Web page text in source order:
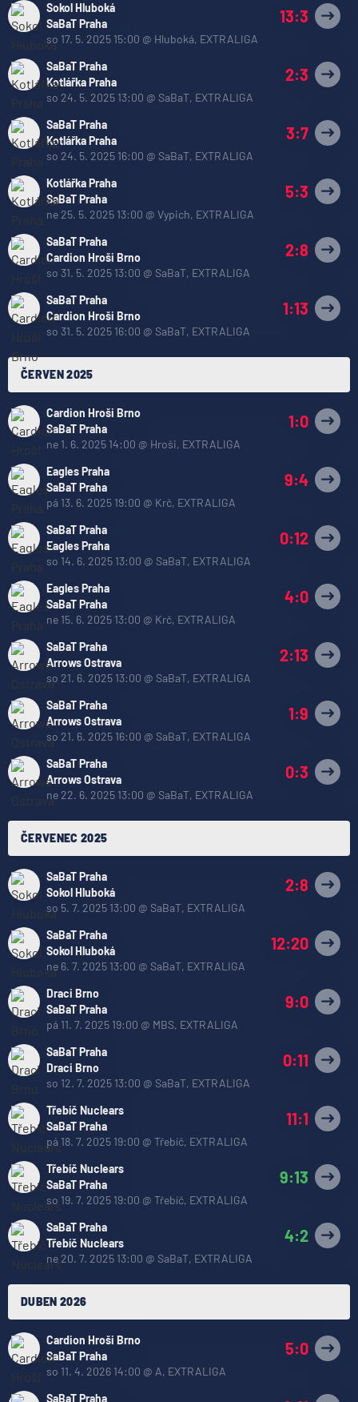
Sokol Hluboká
SaBaT Praha
13:3
so 17. 5. 2025 15:00 @ Hluboká, EXTRALIGA
SaBaT Praha
Kotlářka Praha
2:3
so 24. 5. 2025 13:00 @ SaBaT, EXTRALIGA
SaBaT Praha
Kotlářka Praha
3:7
so 24. 5. 2025 16:00 @ SaBaT, EXTRALIGA
Kotlářka Praha
SaBaT Praha
5:3
ne 25. 5. 2025 13:00 @ Vypich, EXTRALIGA
SaBaT Praha
Cardion Hroši Brno
2:8
so 31. 5. 2025 13:00 @ SaBaT, EXTRALIGA
SaBaT Praha
Cardion Hroši Brno
1:13
so 31. 5. 2025 16:00 @ SaBaT, EXTRALIGA
ČERVEN 2025
Cardion Hroši Brno
SaBaT Praha
1:0
ne 1. 6. 2025 14:00 @ Hroši, EXTRALIGA
Eagles Praha
SaBaT Praha
9:4
pá 13. 6. 2025 19:00 @ Krč, EXTRALIGA
SaBaT Praha
Eagles Praha
0:12
so 14. 6. 2025 13:00 @ SaBaT, EXTRALIGA
Eagles Praha
SaBaT Praha
4:0
ne 15. 6. 2025 13:00 @ Krč, EXTRALIGA
SaBaT Praha
Arrows Ostrava
2:13
so 21. 6. 2025 13:00 @ SaBaT, EXTRALIGA
SaBaT Praha
Arrows Ostrava
1:9
so 21. 6. 2025 16:00 @ SaBaT, EXTRALIGA
SaBaT Praha
Arrows Ostrava
0:3
ne 22. 6. 2025 13:00 @ SaBaT, EXTRALIGA
ČERVENEC 2025
SaBaT Praha
Sokol Hluboká
2:8
so 5. 7. 2025 13:00 @ SaBaT, EXTRALIGA
SaBaT Praha
Sokol Hluboká
12:20
ne 6. 7. 2025 13:00 @ SaBaT, EXTRALIGA
Draci Brno
SaBaT Praha
9:0
pá 11. 7. 2025 19:00 @ MBS, EXTRALIGA
SaBaT Praha
Draci Brno
0:11
so 12. 7. 2025 13:00 @ SaBaT, EXTRALIGA
Třebíč Nuclears
SaBaT Praha
11:1
pá 18. 7. 2025 19:00 @ Třebíč, EXTRALIGA
Třebíč Nuclears
SaBaT Praha
9:13
so 19. 7. 2025 19:00 @ Třebíč, EXTRALIGA
SaBaT Praha
Třebíč Nuclears
4:2
ne 20. 7. 2025 13:00 @ SaBaT, EXTRALIGA
DUBEN 2026
Cardion Hroši Brno
SaBaT Praha
5:0
so 11. 4. 2026 14:00 @ A, EXTRALIGA
SaBaT Praha